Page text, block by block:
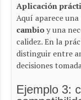
Aplicación
Aquí aparece una
cambioy una
calidez. En la
distinguir entre
decisiones
Ejemplo 3: